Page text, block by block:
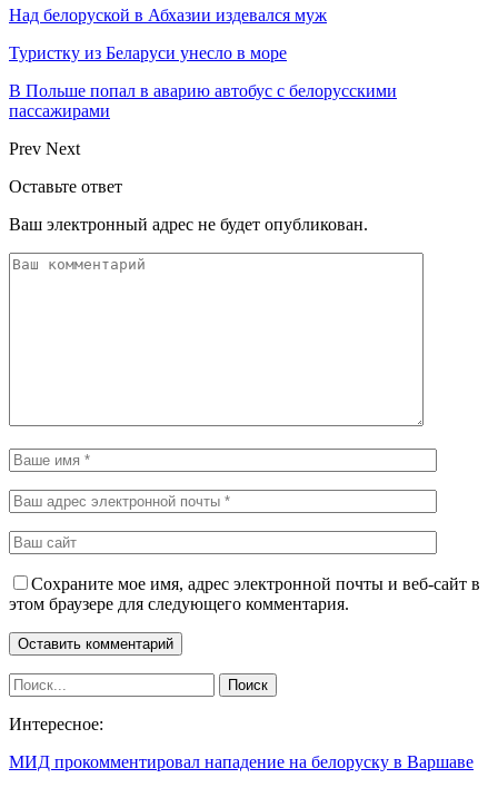
Над белоруской в Абхазии издевался муж
Туристку из Беларуси унесло в море
В Польше попал в аварию автобус с белорусскими
пассажирами
Prev Next
Оставьте ответ
Ваш электронный адрес не будет опубликован.
Сохраните мое имя, адрес электронной почты и веб-сайт в
этом браузере для следующего комментария.
Интересное:
МИД прокомментировал нападение на белоруску в Варшаве